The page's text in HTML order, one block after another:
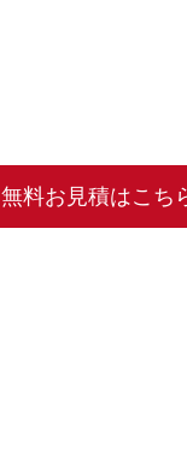
無料お見積はこち